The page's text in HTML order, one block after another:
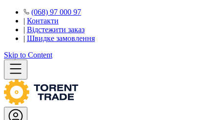
(068) 97 000 97
| Контакти
| Відстежити заказ
| Швидке замовлення
Skip to Content